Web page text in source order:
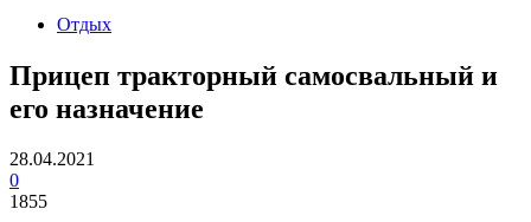
Отдых
Прицеп тракторный самосвальный и
его назначение
28.04.2021
0
1855